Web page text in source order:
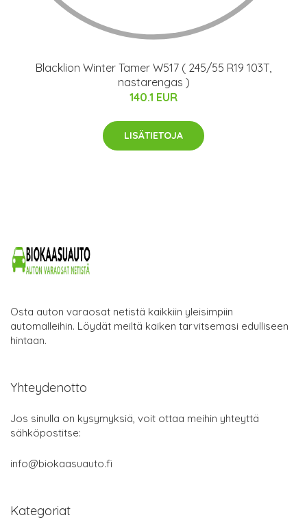
Blacklion Winter Tamer W517 ( 245/55 R19 103T,
nastarengas )
140.1 EUR
LISÄTIETOJA
Osta auton varaosat netistä kaikkiin yleisimpiin
automalleihin. Löydät meiltä kaiken tarvitsemasi edulliseen
hintaan.
Yhteydenotto
Jos sinulla on kysymyksiä, voit ottaa meihin yhteyttä
sähköpostitse:
info@biokaasuauto.fi
Kategoriat